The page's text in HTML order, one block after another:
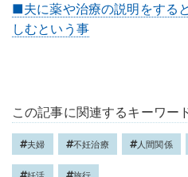
■夫に薬や治療の説明をする
しむという事
この記事に関連するキーワー
夫婦 不妊治療 人間関係